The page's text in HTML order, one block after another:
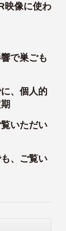
映像に使わ
で巣ごも
、個人的
いただい
、ご覧い